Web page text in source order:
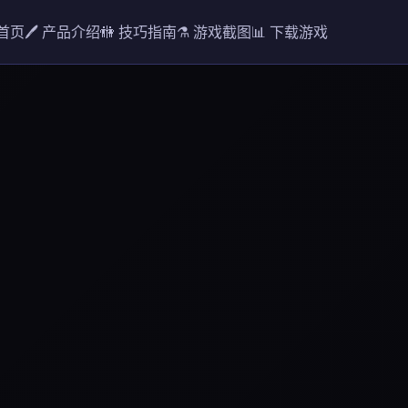
页🖊️ 产品介绍🚻 技巧指南⚗️ 游戏截图📊 下载游戏